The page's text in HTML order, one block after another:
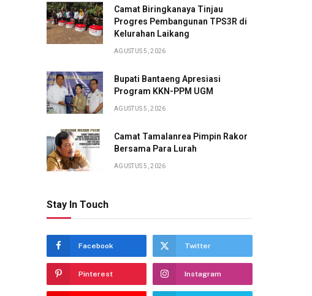
Camat Biringkanaya Tinjau
Progres Pembangunan TPS3R di
Kelurahan Laikang
AGUSTUS 5, 2026
Bupati Bantaeng Apresiasi
Program KKN-PPM UGM
AGUSTUS 5, 2026
Camat Tamalanrea Pimpin Rakor
Bersama Para Lurah
AGUSTUS 5, 2026
Stay In Touch
Facebook Twitter
Pinterest Instagram